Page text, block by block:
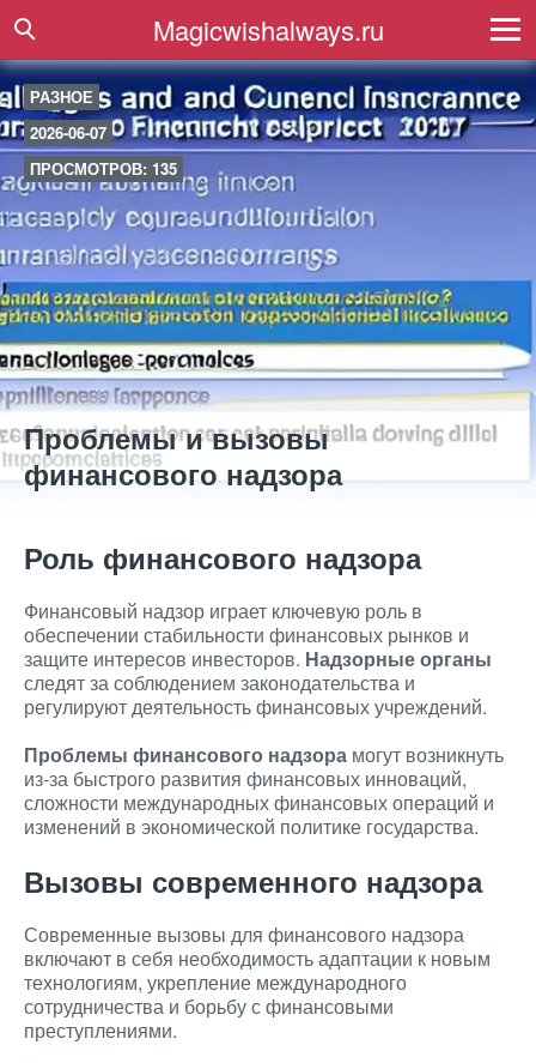
Magicwishalways.ru
РАЗНОЕ
2026-06-07
ПРОСМОТРОВ: 135
Проблемы и вызовы
финансового надзора
Роль финансового надзора
Финансовый надзор играет ключевую роль в
обеспечении стабильности финансовых рынков и
защите интересов инвесторов. Надзорные органы
следят за соблюдением законодательства и
регулируют деятельность финансовых учреждений.
Проблемы финансового надзора могут возникнуть
из-за быстрого развития финансовых инноваций,
сложности международных финансовых операций и
изменений в экономической политике государства.
Вызовы современного надзора
Современные вызовы для финансового надзора
включают в себя необходимость адаптации к новым
технологиям, укрепление международного
сотрудничества и борьбу с финансовыми
преступлениями.